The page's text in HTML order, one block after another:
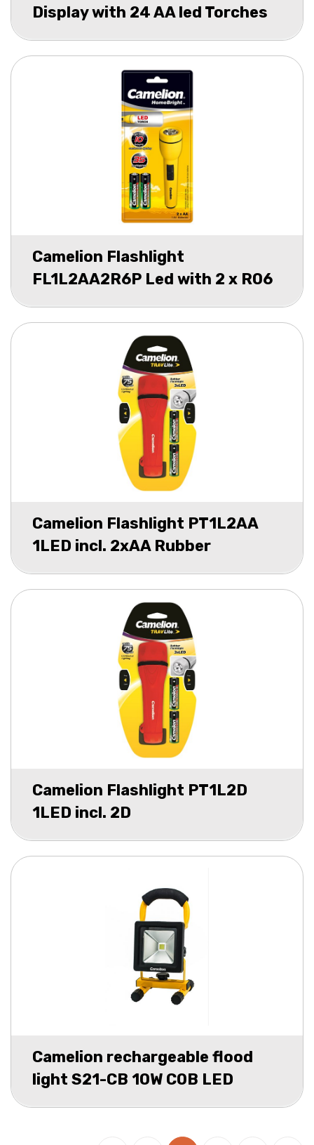
Display with 24 AA led Torches
Camelion Flashlight
FL1L2AA2R6P Led with 2 x R06
Camelion Flashlight PT1L2AA
1LED incl. 2xAA Rubber
Camelion Flashlight PT1L2D
1LED incl. 2D
Camelion rechargeable flood
light S21-CB 10W COB LED